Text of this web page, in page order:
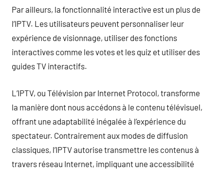
Par ailleurs, la fonctionnalité interactive est un plus de
l’IPTV. Les utilisateurs peuvent personnaliser leur
expérience de visionnage, utiliser des fonctions
interactives comme les votes et les quiz et utiliser des
guides TV interactifs.
L’IPTV, ou Télévision par Internet Protocol, transforme
la manière dont nous accédons à le contenu télévisuel,
offrant une adaptabilité inégalée à l’expérience du
spectateur. Contrairement aux modes de diffusion
classiques, l’IPTV autorise transmettre les contenus à
travers réseau Internet, impliquant une accessibilité